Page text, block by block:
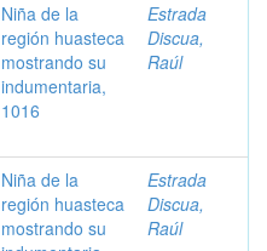
Niña de la
región huasteca
mostrando su
indumentaria,
1016
Estrada
Discua,
Raúl
Niña de la
región huasteca
mostrando su
Estrada
Discua,
Raúl